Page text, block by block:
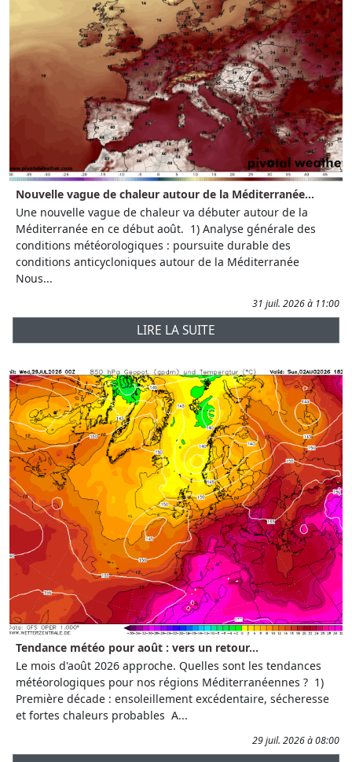
Nouvelle vague de chaleur autour de la Méditerranée...
Une nouvelle vague de chaleur va débuter autour de la
Méditerranée en ce début août. 1) Analyse générale des
conditions météorologiques : poursuite durable des
conditions anticycloniques autour de la Méditerranée
Nous...
31 juil. 2026 à 11:00
LIRE LA SUITE
Tendance météo pour août : vers un retour...
Le mois d'août 2026 approche. Quelles sont les tendances
météorologiques pour nos régions Méditerranéennes ? 1)
Première décade : ensoleillement excédentaire, sécheresse
et fortes chaleurs probables A...
29 juil. 2026 à 08:00